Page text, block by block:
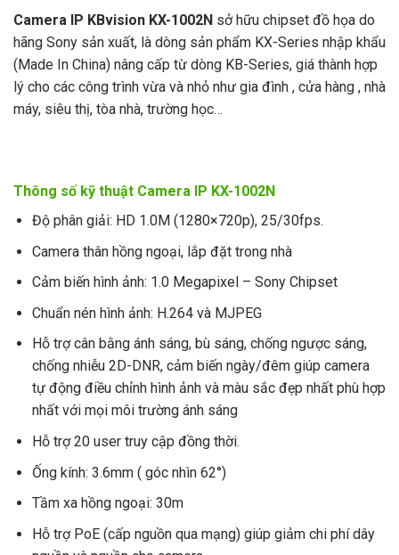
Camera IP KBvision KX-1002N sở hữu chipset đồ họa do
hãng Sony sản xuất, là dòng sản phẩm KX-Series nhập khẩu
(Made In China) nâng cấp từ dòng KB-Series, giá thành hợp
lý cho các công trình vừa và nhỏ như gia đình , cửa hàng , nhà
máy, siêu thị, tòa nhà, trường học…
Thông số kỹ thuật Camera IP KX-1002N
Độ phân giải: HD 1.0M (1280×720p), 25/30fps.
Camera thân hồng ngoại, lắp đặt trong nhà
Cảm biến hình ảnh: 1.0 Megapixel – Sony Chipset
Chuẩn nén hình ảnh: H.264 và MJPEG
Hỗ trợ cân bằng ánh sáng, bù sáng, chống ngược sáng,
chống nhiễu 2D-DNR, cảm biến ngày/đêm giúp camera
tự động điều chỉnh hình ảnh và màu sắc đẹp nhất phù hợp
nhất với mọi môi trường ánh sáng
Hỗ trợ 20 user truy cập đồng thời.
Ống kính: 3.6mm ( góc nhìn 62°)
Tầm xa hồng ngoại: 30m
Hỗ trợ PoE (cấp nguồn qua mạng) giúp giảm chi phí dây